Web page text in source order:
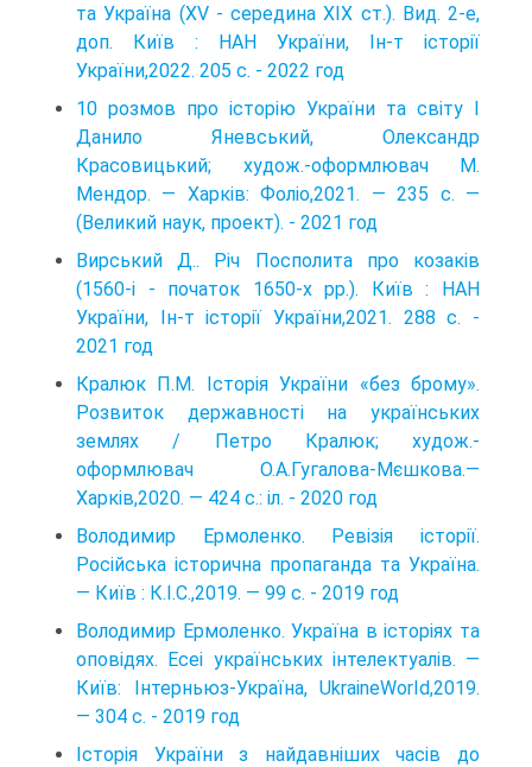
та Україна (XV - середина XIX ст.). Вид. 2-е,
доп. Київ : НАН України, Ін-т історії
України,2022. 205 с. - 2022 год
10 розмов про історію України та світу I
Данило Яневський, Олександр
Красовицький; худож.-оформлювач М.
Мендор. — Харків: Фоліо,2021. — 235 с. —
(Великий наук, проект). - 2021 год
Вирський Д.. Річ Посполита про козаків
(1560-і - початок 1650-х рр.). Київ : НАН
України, Ін-т історії України,2021. 288 с. -
2021 год
Кралюк П.М. Історія України «без брому».
Розвиток державності на українських
землях / Петро Кралюк; худож.-
оформлювач О.А.Гугалова-Мєшкова.—
Харків,2020. — 424 с.: іл. - 2020 год
Володимир Ермоленко. Ревізія історії.
Російська історична пропаганда та Україна.
— Київ : К.І.С.,2019. — 99 с. - 2019 год
Володимир Ермоленко. Україна в історіях та
оповідях. Ecei українських інтелектуалів. —
Київ: Інтерньюз-Україна, UkraineWorId,2019.
— 304 с. - 2019 год
Історія України з найдавніших часів до